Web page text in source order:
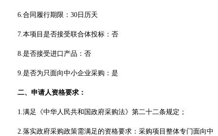
6.合同履行期限：30日历天
7.本项目是否接受联合体投标：否
8.是否接受进口产品：否
9.是否为只面向中小企业采购：是
二、 申请人资格要求：
1.满足《中华人民共和国政府采购法》第二十二条规定；
2.落实政府采购政策需满足的资格要求：采购项目整体专门面向中